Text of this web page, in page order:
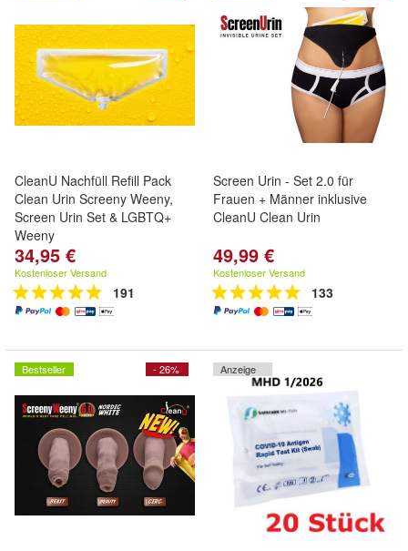
CleanU Nachfüll Refill Pack
Clean Urin Screeny Weeny,
Screen Urin Set & LGBTQ+
Weeny
34,95 €
Kostenloser Versand
191
Screen Urin - Set 2.0 für
Frauen + Männer inklusive
CleanU Clean Urin
49,99 €
Kostenloser Versand
133
- 26%
Bestseller Anzeige